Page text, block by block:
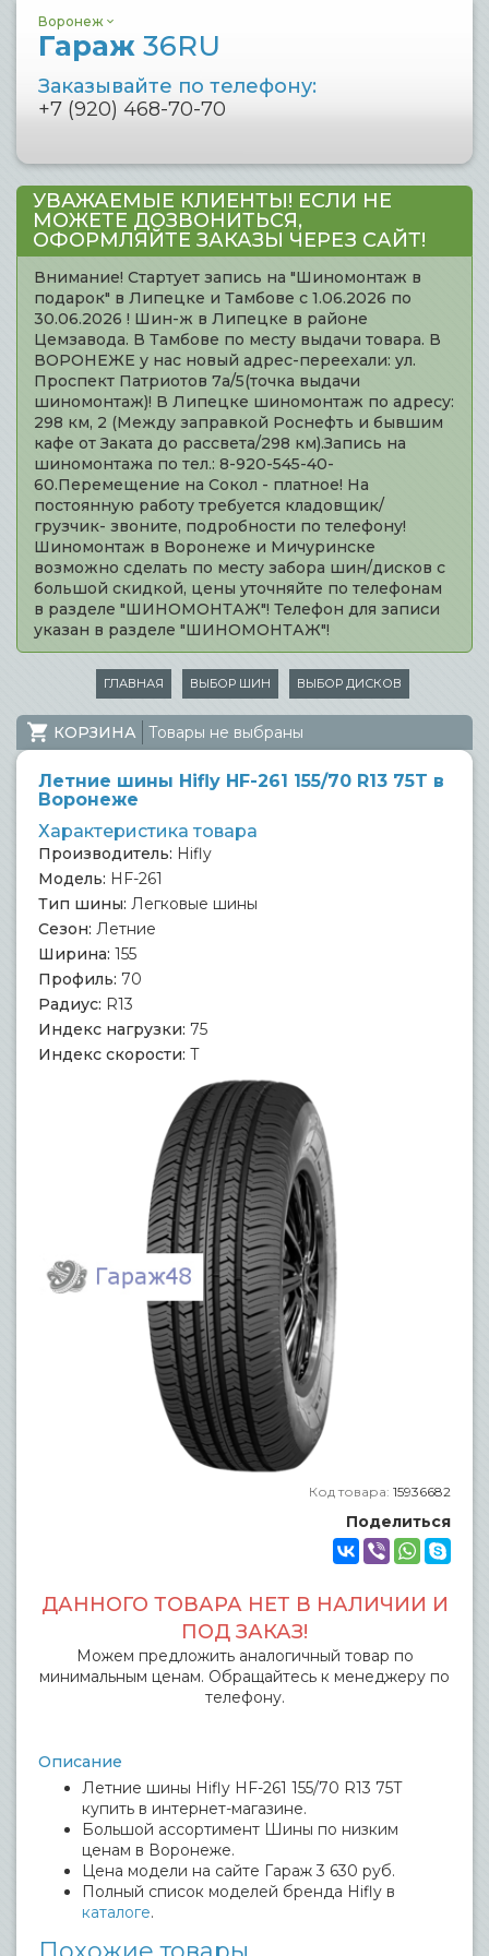
Воронеж
Гараж 36RU
Заказывайте по телефону:
+7 (920) 468-70-70
УВАЖАЕМЫЕ КЛИЕНТЫ! ЕСЛИ НЕ
МОЖЕТЕ ДОЗВОНИТЬСЯ,
ОФОРМЛЯЙТЕ ЗАКАЗЫ ЧЕРЕЗ САЙТ!
Внимание! Стартует запись на "Шиномонтаж в
подарок" в Липецке и Тамбове с 1.06.2026 по
30.06.2026 ! Шин-ж в Липецке в районе
Цемзавода. В Тамбове по месту выдачи товара. В
ВОРОНЕЖЕ у нас новый адрес-переехали: ул.
Проспект Патриотов 7а/5(точка выдачи
шиномонтаж)! В Липецке шиномонтаж по адресу:
298 км, 2 (Между заправкой Роснефть и бывшим
кафе от Заката до рассвета/298 км).Запись на
шиномонтажа по тел.: 8-920-545-40-
60.Перемещение на Сокол - платное! На
постоянную работу требуется кладовщик/
грузчик- звоните, подробности по телефону!
Шиномонтаж в Воронеже и Мичуринске
возможно сделать по месту забора шин/дисков с
большой скидкой, цены уточняйте по телефонам
в разделе "ШИНОМОНТАЖ"! Телефон для записи
указан в разделе "ШИНОМОНТАЖ"!
ГЛАВНАЯ ВЫБОР ШИН ВЫБОР ДИСКОВ
КОРЗИНА Товары не выбраны
Летние шины Hifly HF-261 155/70 R13 75T в
Воронеже
Характеристика товара
Производитель: Hifly
Модель: HF-261
Тип шины: Легковые шины
Сезон: Летние
Ширина: 155
Профиль: 70
Радиус: R13
Индекс нагрузки: 75
Индекс скорости: T
Код товара: 15936682
Поделиться
ДАННОГО ТОВАРА НЕТ В НАЛИЧИИ И
ПОД ЗАКАЗ!
Можем предложить аналогичный товар по
минимальным ценам. Обращайтесь к менеджеру по
телефону.
Описание
Летние шины Hifly HF-261 155/70 R13 75T
купить в интернет-магазине.
Большой ассортимент Шины по низким
ценам в Воронеже.
Цена модели на сайте Гараж 3 630 руб.
Полный список моделей бренда Hifly в
каталоге.